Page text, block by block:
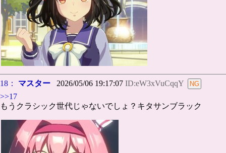
18： マスター 2026/05/06 19:17:07 ID:eW3xVuCqqY
>>17
もうクラシック世代じゃないでしょ？キタサンブラック